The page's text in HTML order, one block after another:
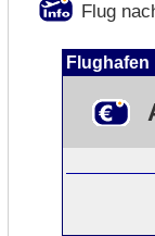
Flug
Flughafen